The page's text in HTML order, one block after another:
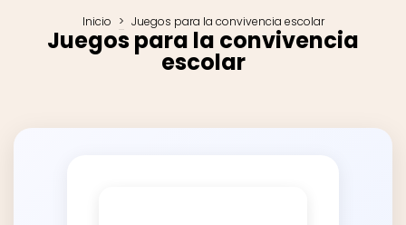
Inicio > Juegos para la convivencia escolar
Juegos para la convivencia
escolar